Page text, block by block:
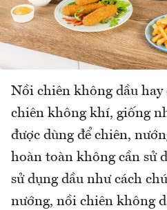
Nồi chiên không dầu
chiên không khí, giống
được dùng để chiên,
hoàn toàn không cần sử
sử dụng dầu như cách
nướng, nồi chiên không